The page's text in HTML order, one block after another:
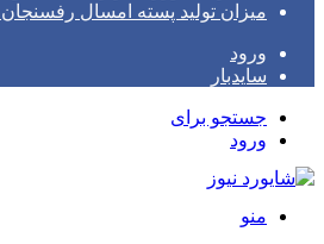
میزان تولید پسته امسال رفسنجان حدود ۲۰ درصد سال
ورود
سایدبار
جستجو برای
ورود
منو